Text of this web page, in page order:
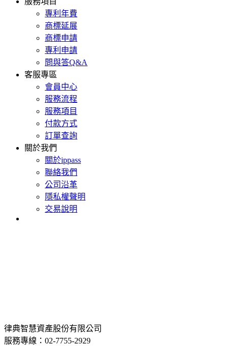
專利年費
商標延展
商標申請
專利申請
問與答Q&A
客服專區
會員中心
服務流程
服務項目
付款方式
訂單查詢
關於我們
關於ippass
聯絡我們
公司沿革
隱私權聲明
交易說明
律典智慧資產股份有限公司
服務專線：02-7755-2929